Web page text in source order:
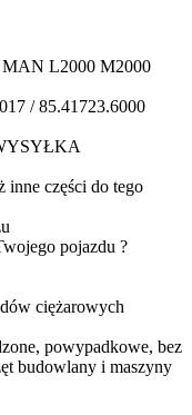
L2000 M2000
/ 85.41723.6000
inne części do tego
pojazdu ?
ciężarowych
powypadkowe, bez
budowlany i maszyny